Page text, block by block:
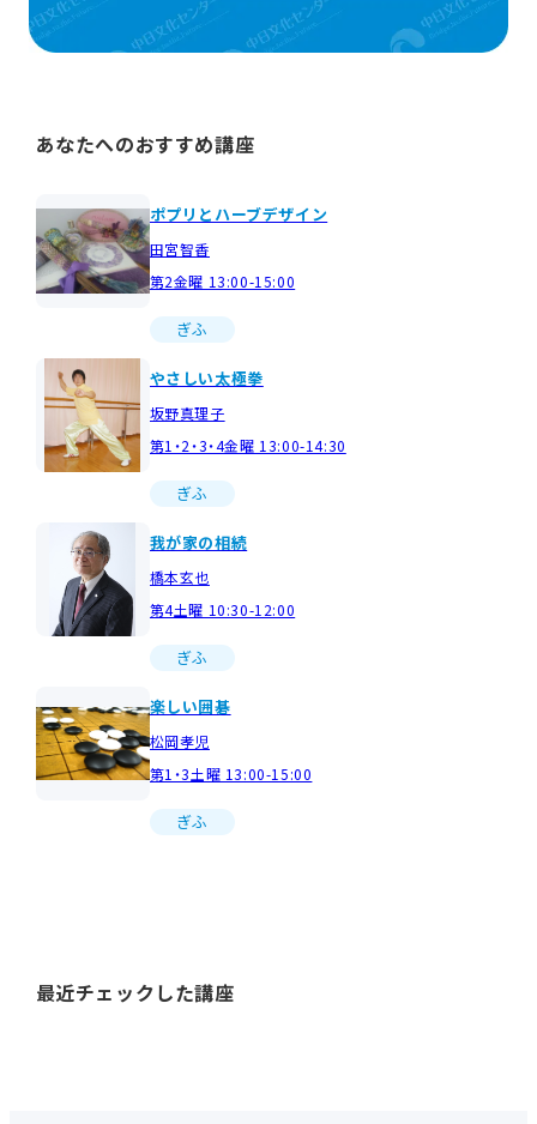
あなたへのおすすめ講座
ポプリとハーブデザイン
田宮智香
第2金曜 13:00-15:00
ぎふ
やさしい太極拳
坂野真理子
第1・2・3・4金曜 13:00-14:30
ぎふ
我が家の相続
橋本玄也
第4土曜 10:30-12:00
ぎふ
楽しい囲碁
松岡孝児
第1・3土曜 13:00-15:00
ぎふ
最近チェックした講座